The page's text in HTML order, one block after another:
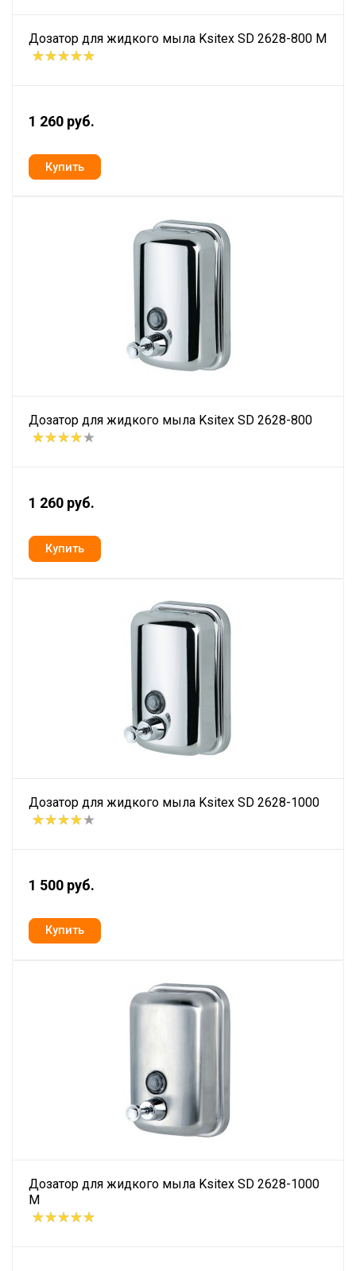
Дозатор для жидкого мыла Ksitex SD 2628-800 M
1 260 руб.
Дозатор для жидкого мыла Ksitex SD 2628-800
1 260 руб.
Дозатор для жидкого мыла Ksitex SD 2628-1000
1 500 руб.
Дозатор для жидкого мыла Ksitex SD 2628-1000
M